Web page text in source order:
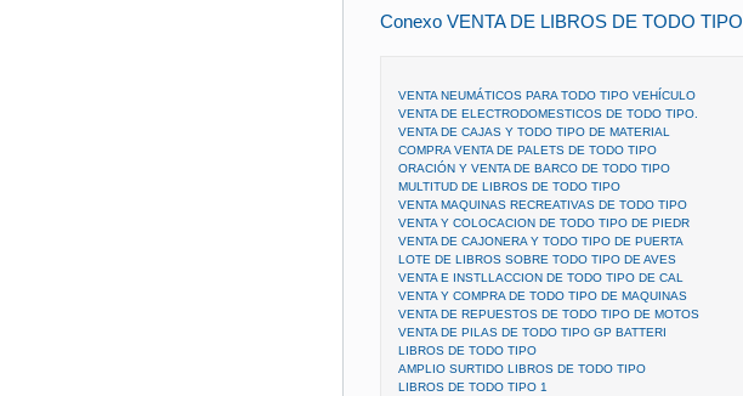
Conexo VENTA DE LIBROS DE TODO TIPO
VENTA NEUMÁTICOS PARA TODO TIPO VEHÍCULO
VENTA DE ELECTRODOMESTICOS DE TODO TIPO.
VENTA DE CAJAS Y TODO TIPO DE MATERIAL
COMPRA VENTA DE PALETS DE TODO TIPO
ORACIÓN Y VENTA DE BARCO DE TODO TIPO
MULTITUD DE LIBROS DE TODO TIPO
VENTA MAQUINAS RECREATIVAS DE TODO TIPO
VENTA Y COLOCACION DE TODO TIPO DE PIEDR
VENTA DE CAJONERA Y TODO TIPO DE PUERTA
LOTE DE LIBROS SOBRE TODO TIPO DE AVES
VENTA E INSTLLACCION DE TODO TIPO DE CAL
VENTA Y COMPRA DE TODO TIPO DE MAQUINAS
VENTA DE REPUESTOS DE TODO TIPO DE MOTOS
VENTA DE PILAS DE TODO TIPO GP BATTERI
LIBROS DE TODO TIPO
AMPLIO SURTIDO LIBROS DE TODO TIPO
LIBROS DE TODO TIPO 1